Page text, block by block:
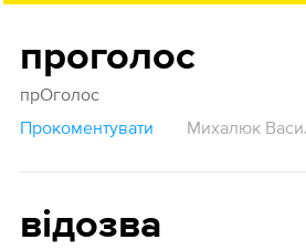
проголос
прОголос
Прокоментувати
Михалюк
відозва